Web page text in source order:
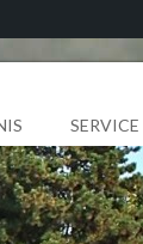
SERVICE